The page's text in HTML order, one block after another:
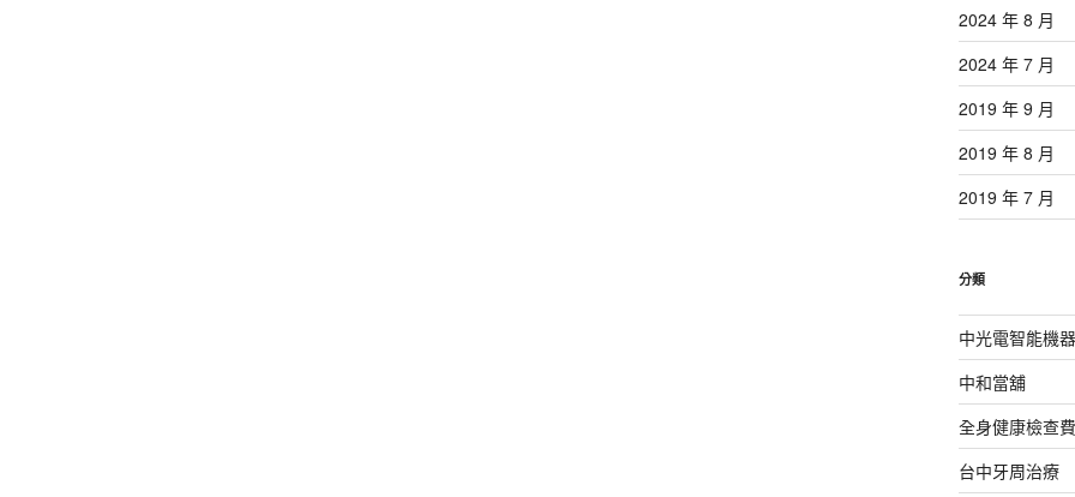
2024 年 8 月
2024 年 7 月
2019 年 9 月
2019 年 8 月
2019 年 7 月
分類
中光電智能機
中和當舖
全身健康檢查
台中牙周治療